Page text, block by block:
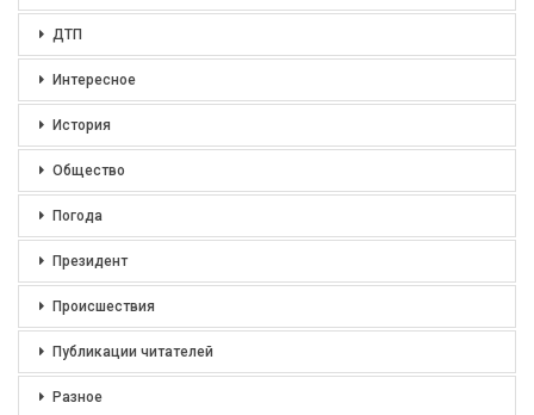
ДТП
Интересное
История
Общество
Погода
Президент
Происшествия
Публикации читателей
Разное